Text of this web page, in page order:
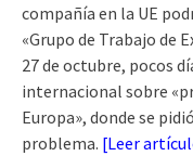
compañía en la UE
«Grupo de Trabajo de
27 de octubre, pocos
internacional sobre
Europa», donde se
problema. [Leer